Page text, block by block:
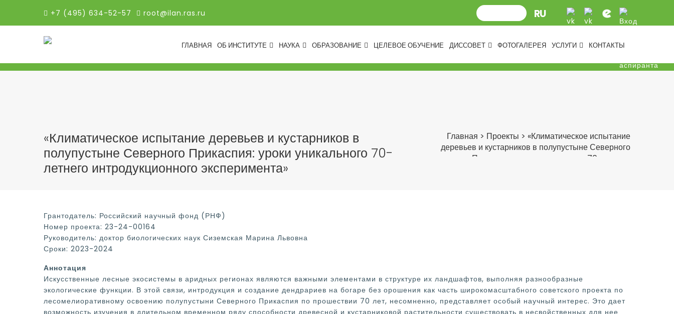
+7 (495) 634-52-57 root@ilan.ras.ru
ГЛАВНАЯ ОБ ИНСТИТУТЕ НАУКА ОБРАЗОВАНИЕ ЦЕЛЕВОЕ ОБУЧЕНИЕ ДИССОВЕТ ФОТОГАЛЕРЕЯ УСЛУГИ КОНТАКТЫ
«Климатическое испытание деревьев и кустарников в
полупустыне Северного Прикаспия: уроки уникального 70-
летнего интродукционного эксперимента»
Главная > Проекты > «Климатическое испытание
деревьев и кустарников в полупустыне Северного
Прикаспия: уроки уникального 70-летнего
Грантодатель: Российский научный фонд (РНФ)
Номер проекта: 23-24-00164
Руководитель: доктор биологических наук Сиземская Марина Львовна
Сроки: 2023-2024
Аннотация
Искусственные лесные экосистемы в аридных регионах являются важными элементами в структуре их ландшафтов, выполняя разнообразные
экологические функции. В этой связи, интродукция и создание дендрариев на богаре без орошения как часть широкомасштабного советского проекта по
лесомелиоративному освоению полупустыни Северного Прикаспия по прошествии 70 лет, несомненно, представляет особый научный интерес. Это дает
возможность изучения в длительном временном ряду способности древесной и кустарниковой растительности существовать в несвойственных для нее